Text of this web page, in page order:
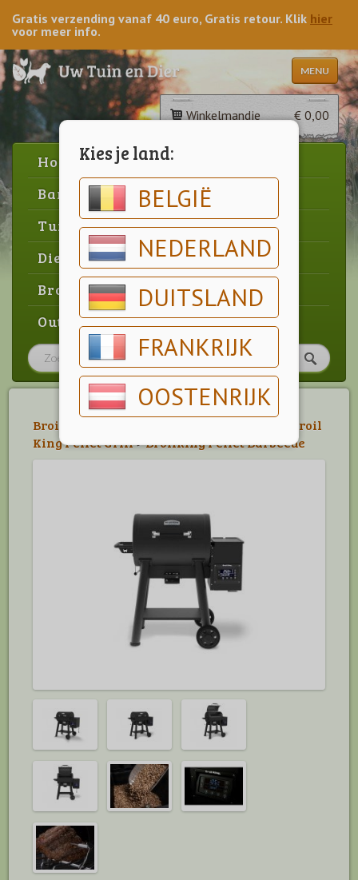
Kies je land:
BELGIË
NEDERLAND
DUITSLAND
FRANKRIJK
OOSTENRIJK
Gratis verzending vanaf 40 euro, Gratis retour. Klik hier
voor meer info.
MENU
Winkelmandje € 0,00
Home
Barbecue
Tuin
Dier
Brood & gebak
Outlet
Broil King Barbecues
Broil
King Pellet Grill>Broilking Pellet Barbecue